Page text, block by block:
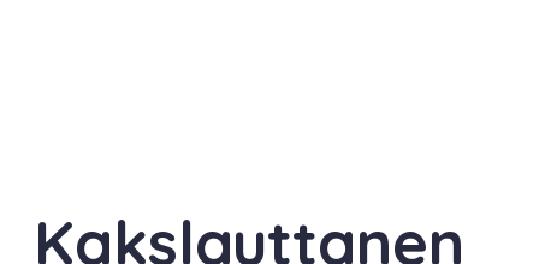
Kakslauttanen